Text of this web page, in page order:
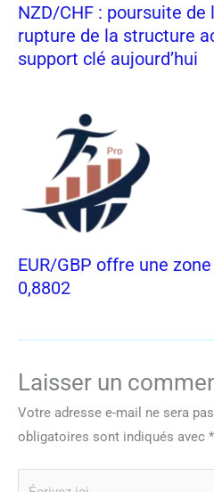
NZD/CHF : poursuite de
rupture de la structure
support clé aujourd’hui
EUR/GBP offre une
0,8802
Laisser un
Votre adresse e-mail ne sera
obligatoires sont indiqués avec *